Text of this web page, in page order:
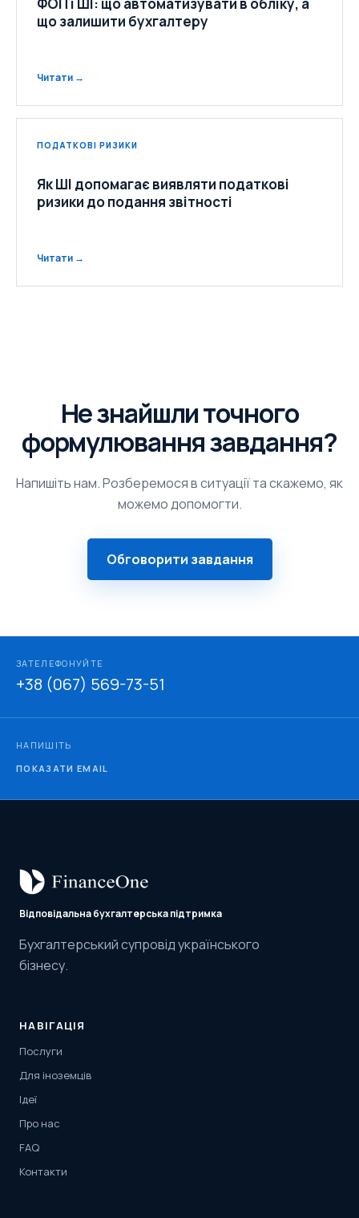
що залишити бухгалтеру
Читати →
ПОДАТКОВІ РИЗИКИ
Як ШІ допомагає виявляти податкові
ризики до подання звітності
Читати →
Не знайшли точного
формулювання завдання?
Напишіть нам. Розберемося в ситуації та скажемо, як
можемо допомогти.
Обговорити завдання
ЗАТЕЛЕФОНУЙТЕ
+38 (067) 569-73-51
НАПИШІТЬ
ПОКАЗАТИ EMAIL
Відповідальна бухгалтерська підтримка
Бухгалтерський супровід українського
бізнесу.
НАВІГАЦІЯ
Послуги
Для іноземців
Ідеї
Про нас
FAQ
Контакти